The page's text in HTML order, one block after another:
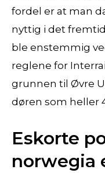
fordel er at man
nyttig i det
ble enstemmig
reglene for
grunnen til Øvre
døren som heller
Eskorte
norwegia